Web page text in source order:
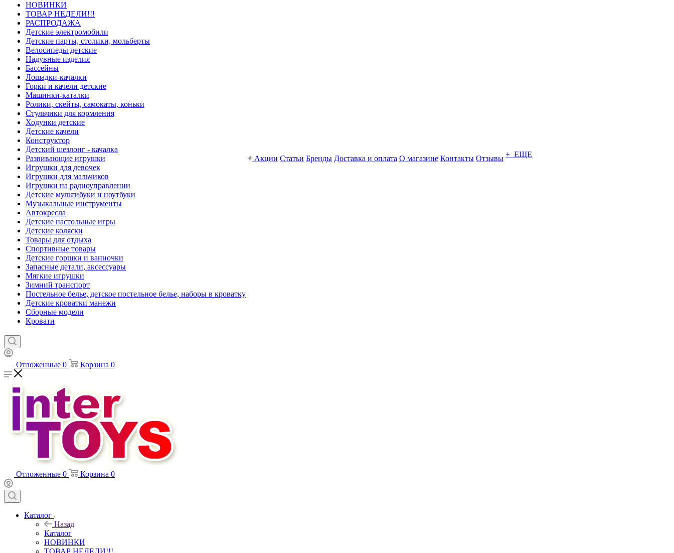
НОВИНКИ
ТОВАР НЕДЕЛИ!!!
РАСПРОДАЖА
Детские электромобили
Детские парты, столики, мольберты
Велосипеды детские
Надувные изделия
Бассейны
Лошадки-качалки
Горки и качели детские
Машинки-каталки
Ролики, скейты, самокаты, коньки
Стульчики для кормления
Ходунки детские
Детские качели
Конструктор
Детский шезлонг - качалка
Развивающие игрушки
Игрушки для девочек
Игрушки для мальчиков
Игрушки на радиоуправлении
Детские мультибуки и ноутбуки
Музыкальные инструменты
Автокресла
Детские настольные игры
Детские коляски
Товары для отдыха
Спортивные товары
Детские горшки и ванночки
Запасные детали, аксессуары
Мягкие игрушки
Зимний транспорт
Постельное белье, детское постельное белье, наборы в кроватку
Детские кроватки манежи
Сборные модели
Кровати
Акции Статьи Бренды Доставка и оплата О магазине Контакты Отзывы + ЕЩЕ
Отложенные 0 Корзина 0
Отложенные 0 Корзина 0
Каталог
Назад
Каталог
НОВИНКИ
ТОВАР НЕДЕЛИ!!!